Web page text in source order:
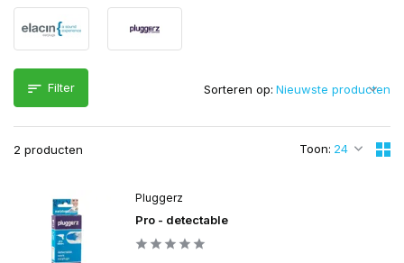
Filter
2 producten Toon:
Sorteren op:
Pluggerz
Pro - detectable